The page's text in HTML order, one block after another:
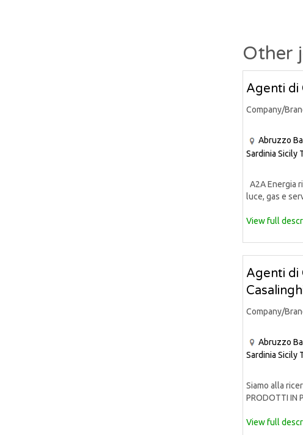
Other
Agenti di
Company/
Abruzzo
Sardinia Sicily
A2A Energia
luce, gas e
View full
Agenti di
Company/
Abruzzo
Sardinia Sicily
Siamo alla
PRODOTTI IN
View full